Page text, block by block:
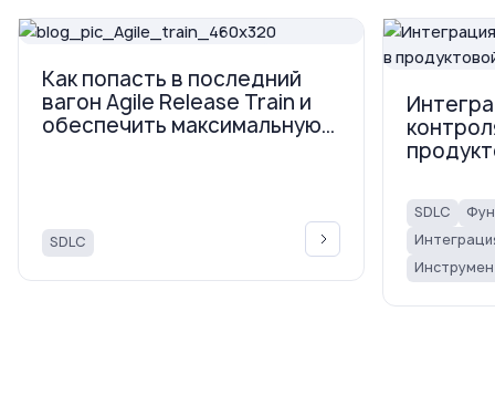
Как попасть в последний
вагон Agile Release Train и
обеспечить максимальную
SDLC
SDLC